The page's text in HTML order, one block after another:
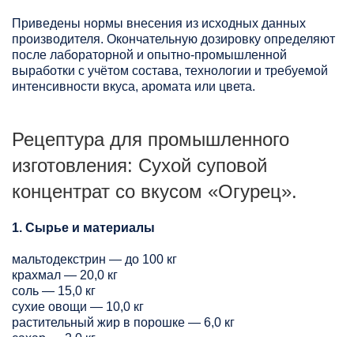
Приведены нормы внесения из исходных данных
производителя. Окончательную дозировку определяют
после лабораторной и опытно-промышленной
выработки с учётом состава, технологии и требуемой
интенсивности вкуса, аромата или цвета.
Рецептура для промышленного
изготовления: Сухой суповой
концентрат со вкусом «Огурец».
1. Сырье и материалы
мальтодекстрин — до 100 кг
крахмал — 20,0 кг
соль — 15,0 кг
сухие овощи — 10,0 кг
растительный жир в порошке — 6,0 кг